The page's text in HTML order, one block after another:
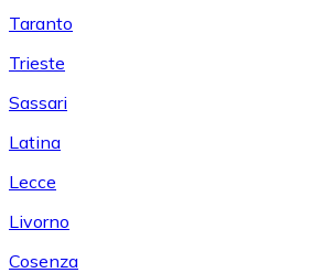
Taranto
Trieste
Sassari
Latina
Lecce
Livorno
Cosenza